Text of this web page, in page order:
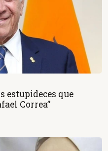
estupideces que
Correa”